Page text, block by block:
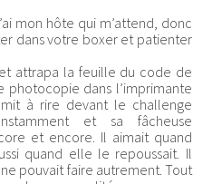
mon hôte qui m’attend, donc
dans votre boxer et patienter
attrapa la feuille du code de
photocopie dans l’imprimante
à rire devant le challenge
et sa fâcheuse
et encore. Il aimait quand
quand elle le repoussait. Il
pouvait faire autrement. Tout